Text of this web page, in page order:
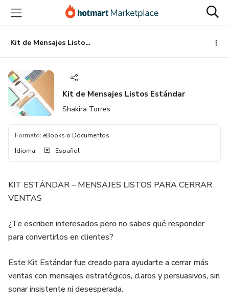
principal
página
de
página
Kit de Mensajes Listos Estándar
Kit de Mensajes Listos Estándar
Shakira Torres
Formato: eBooks o Documentos
Idioma: Español
KIT ESTÁNDAR – MENSAJES LISTOS PARA CERRAR
VENTAS
¿Te escriben interesados pero no sabes qué responder
para convertirlos en clientes?
Este Kit Estándar fue creado para ayudarte a cerrar más
ventas con mensajes estratégicos, claros y persuasivos, sin
sonar insistente ni desesperada.